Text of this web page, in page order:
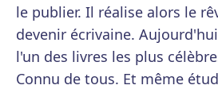
le publier. Il réalise alors le
devenir écrivaine.
l'un des livres les plus
Connu de tous. Et même